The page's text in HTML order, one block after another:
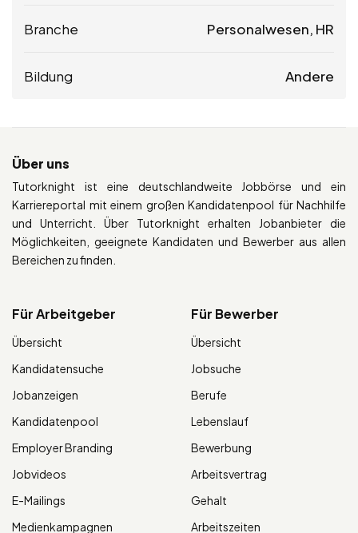
Branche Personalwesen, HR
Bildung Andere
Über uns
Tutorknight ist eine deutschlandweite Jobbörse und ein
Karriereportal mit einem großen Kandidatenpool für Nachhilfe
und Unterricht. Über Tutorknight erhalten Jobanbieter die
Möglichkeiten, geeignete Kandidaten und Bewerber aus allen
Bereichen zu finden.
Für Arbeitgeber
Übersicht
Kandidatensuche
Jobanzeigen
Kandidatenpool
Employer Branding
Jobvideos
E-Mailings
Medienkampagnen
Für Bewerber
Übersicht
Jobsuche
Berufe
Lebenslauf
Bewerbung
Arbeitsvertrag
Gehalt
Arbeitszeiten